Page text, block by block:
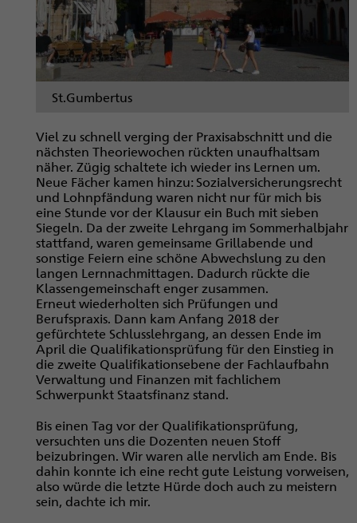
St.Gumbertus
Viel zu schnell verging der Praxisabschnitt und die
nächsten Theoriewochen rückten unaufhaltsam
näher. Zügig schaltete ich wieder ins Lernen um.
Neue Fächer kamen hinzu: Sozialversicherungsrecht
und Lohnpfändung waren nicht nur für mich bis
eine Stunde vor der Klausur ein Buch mit sieben
Siegeln. Da der zweite Lehrgang im Sommerhalbjahr
stattfand, waren gemeinsame Grillabende und
sonstige Feiern eine schöne Abwechslung zu den
langen Lernnachmittagen. Dadurch rückte die
Klassengemeinschaft enger zusammen.
Erneut wiederholten sich Prüfungen und
Berufspraxis. Dann kam Anfang 2018 der
gefürchtete Schlusslehrgang, an dessen Ende im
April die Qualifikationsprüfung für den Einstieg in
die zweite Qualifikationsebene der Fachlaufbahn
Verwaltung und Finanzen mit fachlichem
Schwerpunkt Staatsfinanz stand.
Bis einen Tag vor der Qualifikationsprüfung,
versuchten uns die Dozenten neuen Stoff
beizubringen. Wir waren alle nervlich am Ende. Bis
dahin konnte ich eine recht gute Leistung vorweisen,
also würde die letzte Hürde doch auch zu meistern
sein, dachte ich mir.